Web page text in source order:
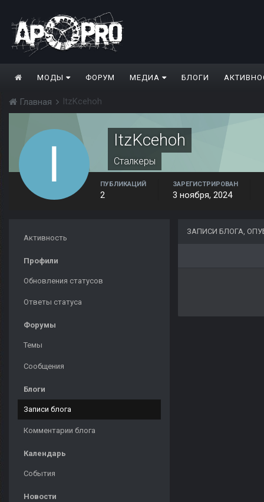
МОДЫ ФОРУМ МЕДИА БЛОГИ
Главная ItzKcehoh
ItzKcehoh
Сталкеры
ПУБЛИКАЦИЙ
2
ЗАРЕГИСТРИРОВАН
3 ноября, 2024
Активность
Профили
Обновления статусов
Ответы статуса
Форумы
Темы
Сообщения
Блоги
Записи блога
Комментарии блога
Календарь
События
Новости
ЗАПИСИ БЛОГА,